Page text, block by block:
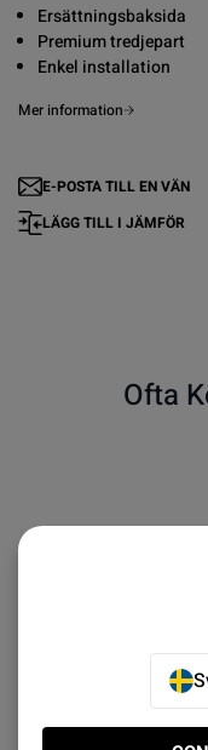
Ersättningsbaksida
Premium tredjepart
Enkel installation
Mer information
E-POSTA TILL EN VÄN
LÄGG TILL I JÄMFÖR
Ofta